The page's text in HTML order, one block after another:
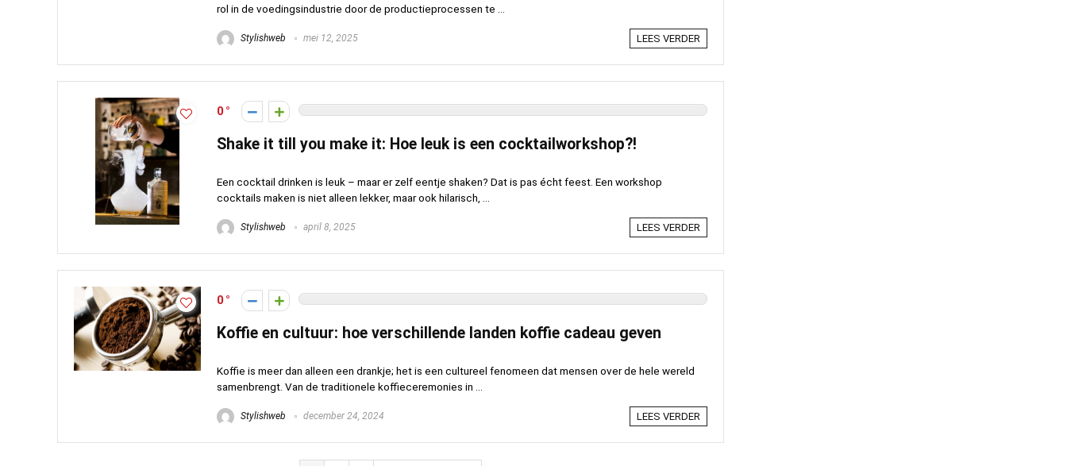
rol in de voedingsindustrie door de productieprocessen te ...
Stylishweb mei 12, 2025 LEES VERDER
0
Shake it till you make it: Hoe leuk is een cocktailworkshop?!
Een cocktail drinken is leuk – maar er zelf eentje shaken? Dat is pas écht feest. Een workshop
cocktails maken is niet alleen lekker, maar ook hilarisch, ...
Stylishweb april 8, 2025 LEES VERDER
0
Koffie en cultuur: hoe verschillende landen koffie cadeau geven
Koffie is meer dan alleen een drankje; het is een cultureel fenomeen dat mensen over de hele wereld
samenbrengt. Van de traditionele koffieceremonies in ...
Stylishweb december 24, 2024 LEES VERDER